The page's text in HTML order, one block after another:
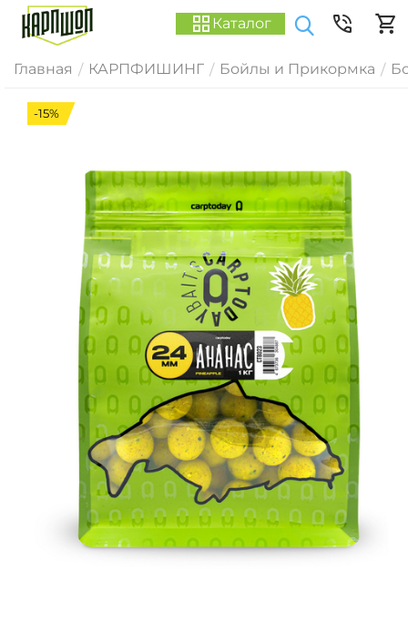
Каталог
Главная / КАРПФИШИНГ / Бойлы и Прикормка /
-15%